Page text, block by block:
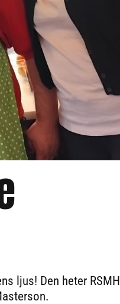
ljus! Den heter RSMH